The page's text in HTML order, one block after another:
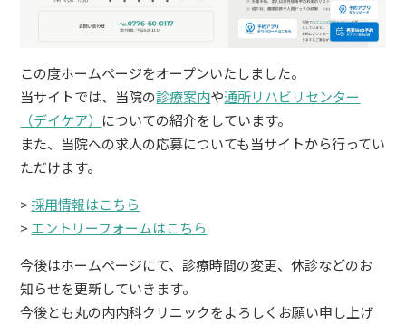
この度ホームページをオープンいたしました。
当サイトでは、当院の診療案内や通所リハビリセンター
（デイケア） についての紹介をしています。
また、当院への求人の応募についても当サイトから行ってい
ただけます。
> 採用情報はこちら
> エントリーフォームはこちら
今後はホームページにて、診療時間の変更、休診などのお
知らせを更新していきます。
今後とも丸の内内科クリニックをよろしくお願い申し上げ